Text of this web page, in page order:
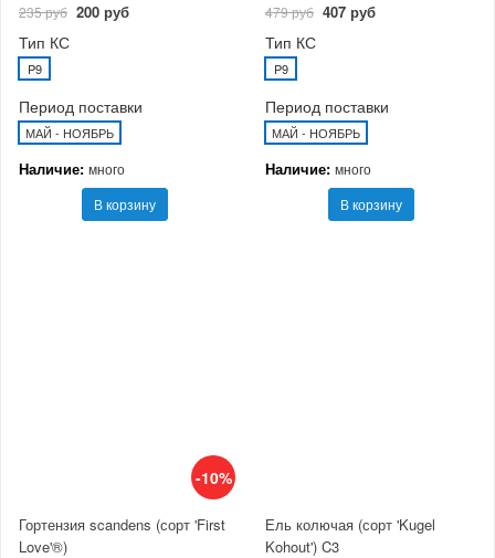
235 руб 200 руб
Тип КС
P9
Период поставки
МАЙ - НОЯБРЬ
Наличие: много
В корзину
479 руб 407 руб
Тип КС
P9
Период поставки
МАЙ - НОЯБРЬ
Наличие: много
В корзину
-10%
Гортензия scandens (сорт 'First
Love'®)
Ель колючая (сорт 'Kugel
Kohout') C3